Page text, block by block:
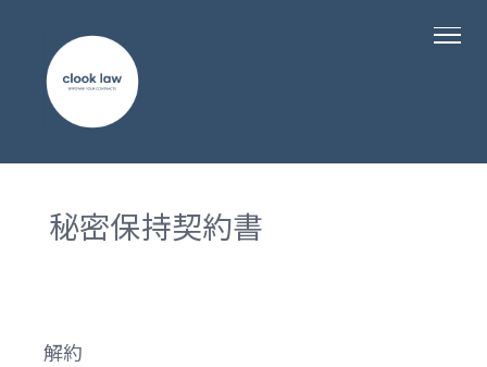
秘密保持契約書
解約